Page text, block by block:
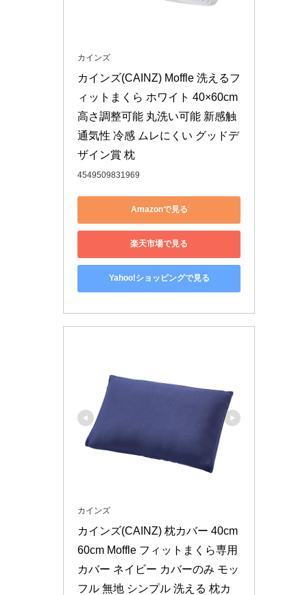
カインズ
カインズ(CAINZ) Moffle 洗えるフ
ィットまくら ホワイト 40×60cm
高さ調整可能 丸洗い可能 新感触
通気性 冷感 ムレにくい グッドデ
ザイン賞 枕
4549509831969
Amazonで見る
楽天市場で見る
Yahoo!ショッピングで見る
カインズ
カインズ(CAINZ) 枕カバー 40cm
60cm Moffle フィットまくら専用
カバー ネイビー カバーのみ モッ
フル 無地 シンプル 洗える 枕カ